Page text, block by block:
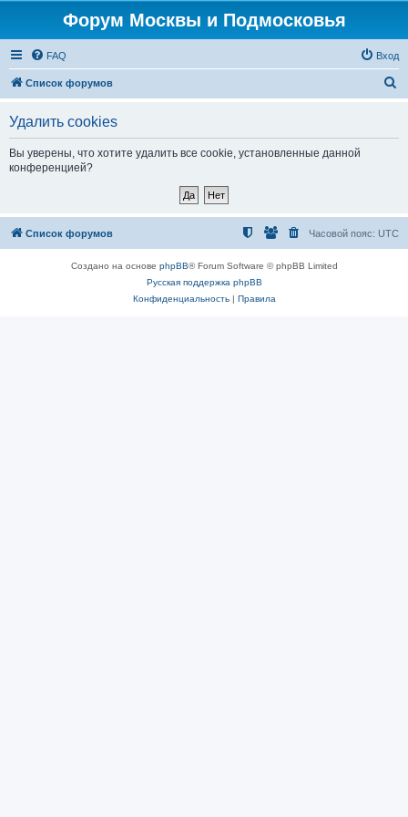
Форум Москвы и Подмосковья
FAQ Вход
Список форумов
Удалить cookies
Вы уверены, что хотите удалить все cookie, установленные данной
конференцией?
Список форумов Часовой пояс: UTC
Создано на основе phpBB® Forum Software © phpBB Limited
Русская поддержка phpBB
Конфиденциальность| Правила